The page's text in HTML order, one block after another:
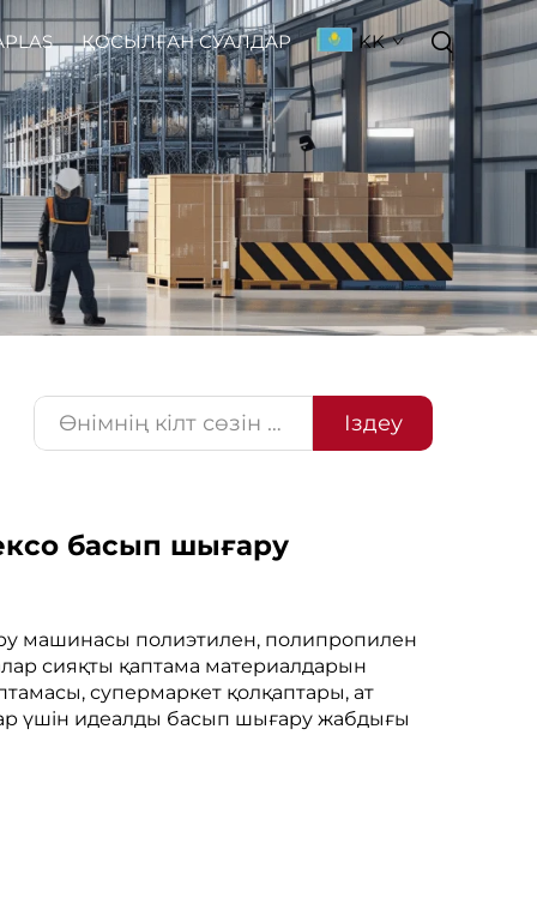
ҚОСЫЛҒАН СУАЛДАР KK
Іздеу
басып шығару
машинасы полиэтилен, полипропилен
сияқты қаптама материалдарын
супермаркет қолқаптары, ат
үшін идеалды басып шығару жабдығы